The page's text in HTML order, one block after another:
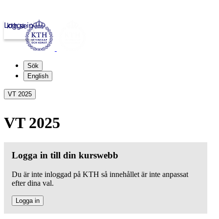
kth.se
Logga in
Sök
English
VT 2025
VT 2025
Logga in till din kurswebb
Du är inte inloggad på KTH så innehållet är inte anpassat
efter dina val.
Logga in